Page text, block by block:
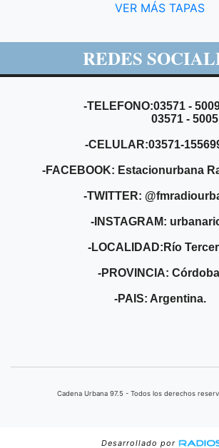
VER MÁS TAPAS
REDES
-TELEFONO:03571 -
03571 -
-CELULAR:03571-
-FACEBOOK: Estacionurbana
-TWITTER:
-INSTAGRAM:
-LOCALIDAD:Río
-PROVINCIA: Córdoba
-PAIS: Argentina.
Cadena Urbana ​97.5 - Todos los derechos
Desarrollado por